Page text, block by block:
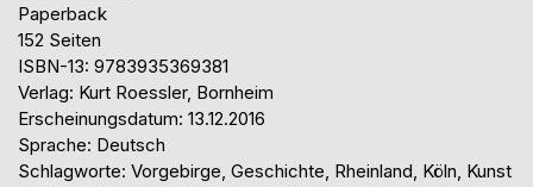
Paperback
152 Seiten
ISBN-13: 9783935369381
Verlag: Kurt Roessler, Bornheim
Erscheinungsdatum: 13.12.2016
Sprache: Deutsch
Schlagworte: Vorgebirge, Geschichte, Rheinland, Köln, Kunst